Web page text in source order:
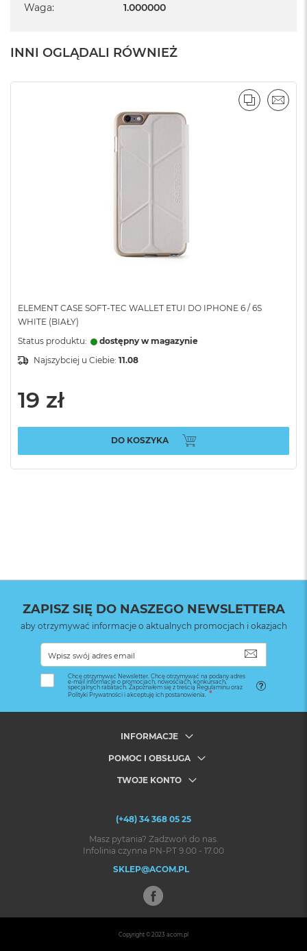
Waga: 1.000000
INNI OGLĄDALI RÓWNIEŻ
ELEMENT CASE SOFT-TEC WALLET ETUI DO IPHONE 6 / 6S
WHITE (BIAŁY)
Status produktu:
dostępny w magazynie
Najszybciej u Ciebie: 11.08
19 zł
DO KOSZYKA
ZAPISZ SIĘ DO NASZEGO NEWSLETTERA
aby otrzymywać informacje o aktualnych promocjach i okazjach
Chcę otrzymywać Newsletter. Chcę otrzymywać na podany adres
e-mail informacje o promocjach, nowościach, konkursach,
specjalnych rabatach. Zapoznałem się z treścią Regulaminu oraz
Polityki Prywatności i akceptuję ich postanowienia.
INFORMACJE
POMOC I OBSŁUGA
TWOJE KONTO
(+48) 34 368 05 25
Masz pytania? Zadzwoń do nas.
Infolinia czynna PN-PT 9.00 - 17.00
SKLEP@ACOM.PL
Copyright © 2023 acom.pl